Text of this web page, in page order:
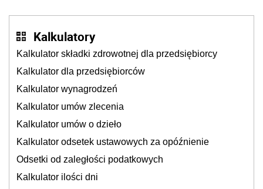
Kalkulatory
Kalkulator składki zdrowotnej dla przedsiębiorcy
Kalkulator dla przedsiębiorców
Kalkulator wynagrodzeń
Kalkulator umów zlecenia
Kalkulator umów o dzieło
Kalkulator odsetek ustawowych za opóźnienie
Odsetki od zaległości podatkowych
Kalkulator ilości dni